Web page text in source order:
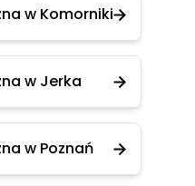
w Komorniki
w Jerka
w Poznań